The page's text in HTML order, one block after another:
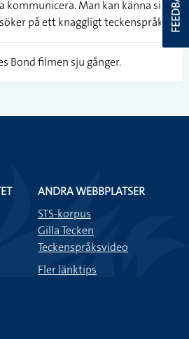
Man kan känna sig
på ett knaggligt teckenspråk.
Bond filmen sju gånger.
ANDRA WEBBPLATSER
STS-korpus
Gilla Tecken
Teckenspråksvideo
Fler länktips